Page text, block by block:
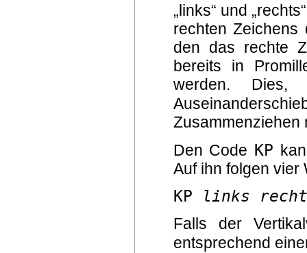
„links“ und
rechten Zeichens
den das rechte
bereits in
werden.
Zusammenziehen
Den Code KP
Auf ihn folgen vier
KP links
Falls der
entsprechend